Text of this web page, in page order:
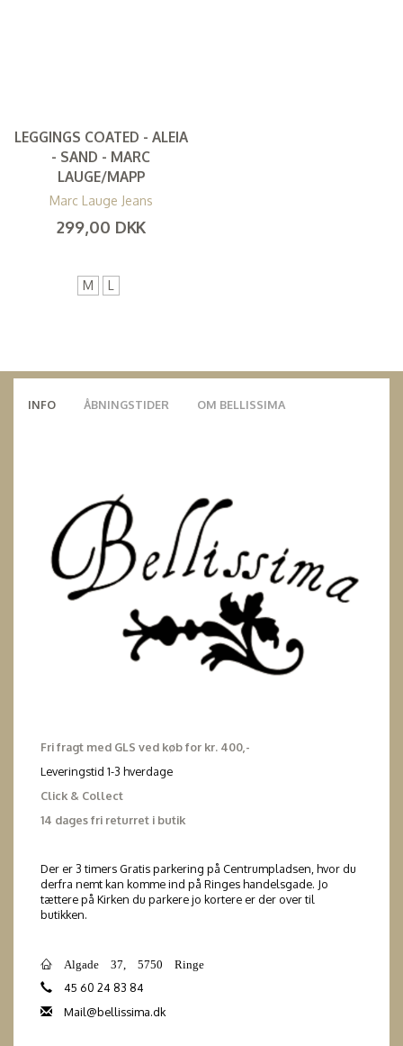
LEGGINGS COATED - ALEIA
- SAND - MARC
LAUGE/MAPP
Marc Lauge Jeans
299,00 DKK
M L
INFO ÅBNINGSTIDER OM BELLISSIMA
Fri fragt med GLS ved køb for kr. 400,-
Leveringstid 1-3 hverdage
Click & Collect
14 dages fri returret i butik
Der er 3 timers Gratis parkering på Centrumpladsen, hvor du
derfra nemt kan komme ind på Ringes handelsgade. Jo
tættere på Kirken du parkere jo kortere er der over til
butikken.
Algade 37, 5750 Ringe
45 60 24 83 84
Mail@bellissima.dk